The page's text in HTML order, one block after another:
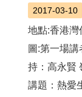
2017-03-10
地點:香港
圖:第一場
持：高永賢
講題：熱愛